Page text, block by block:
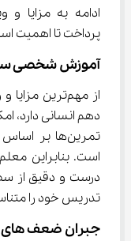
پرداخت تا اهمیت استفاده
آموزش شخصی
تمرین‌ها بر
درست و دقیق از
تدریس خود را
جبران ضعف های